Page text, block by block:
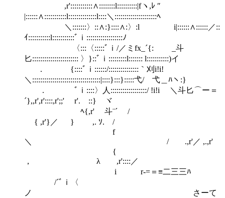
,r':::::::::::∧::::::::l::::::::::|fヽ,ﾚ ″
|::::::∧:::::::::::l::::::::::::::l::::＼:::::::::::::::::::::ﾍ
＼:::::::〉::∧:}::::∧:〉:l i|::::::∧::::::／::
ｲ:::::::::::l:::::::::::ﾞｉ::::::::::::::::::ﾉ
〈:::〈:::::ﾞｉ/／ミfx_´{: _斗
匕::::::::::::::::::::::: 〉}::ﾞｉ:::::::::l::::::: l:::::::::::)イ
. {::::ﾞｉ::::::/:::::::::::::::｀刈i!i!
＼::::::::::::::::::::::::::::::::::|::::}:::}:::::弋/ 弋＿ﾊヽ:}
. ﾞｉ::::〉人::::::::::::::::::/ !i!i ＼斗匕⌒ー＝
´},,r',r'::::,r';;' r'. ::} ヾ
ﾍ{,r' 斗¨´ /
{ ,r'}／ } ,. ｿ. /
f
＼ / .,r'／ ,.,r'
{
， λ ,r'::::／
i r‐=＝≡二三三ﾊ
/´ﾞｉ〈
ノ さーて